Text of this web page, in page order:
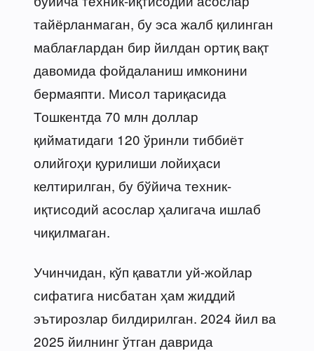
тайёрланмаган, бу эса жалб қилинган
маблағлардан бир йилдан ортиқ вақт
давомида фойдаланиш имконини
бермаяпти. Мисол тариқасида
Тошкентда 70 млн доллар
қийматидаги 120 ўринли тиббиёт
олийгоҳи қурилиши лойиҳаси
келтирилган, бу бўйича техник-
иқтисодий асослар ҳалигача ишлаб
чиқилмаган.
Учинчидан, кўп қаватли уй-жойлар
сифатига нисбатан ҳам жиддий
эътирозлар билдирилган. 2024 йил ва
2025 йилнинг ўтган даврида